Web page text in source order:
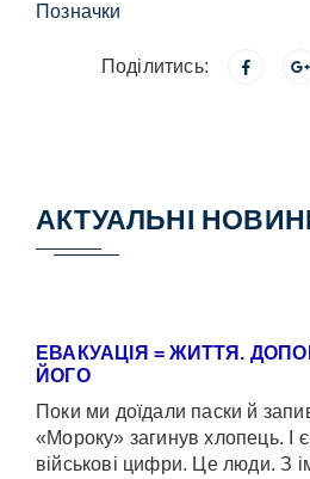
Позначки
Поділитись:
АКТУАЛЬНІ
ЕВАКУАЦІЯ = ЖИТТЯ.
ЙОГО
Поки ми доїдали паски й
«Мороку» загинув хлопець. І
військові цифри. Це люди. З